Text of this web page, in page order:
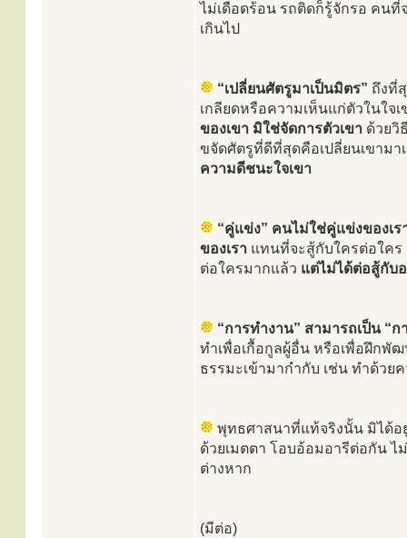
ไม่เดือดร้อน รถติดก็รู้จักรอ คนที่
เกินไป
“เปลี่ยนศัตรูมาเป็นมิตร” ถึงที่
เกลียดหรือความเห็นแก่ตัวในใจ
ของเขา มิใช่จัดการตัวเขา ด้วยวิ
ขจัดศัตรูที่ดีที่สุดคือเปลี่ยนเขามา
ความดีชนะใจเขา
“คู่แข่ง” คนไม่ใช่คู่แข่งของเ
ของเรา แทนที่จะสู้กับใครต่อใคร
ต่อใครมากแล้ว แต่ไม่ได้ต่อสู้กับ
“การทำงาน” สามารถเป็น “
ทำเพื่อเกื้อกูลผู้อื่น หรือเพื่อฝึกพั
ธรรมะเข้ามากำกับ เช่น ทำด้ว
พุทธศาสนาที่แท้จริงนั้น มิได้
ด้วยเมตตา โอบอ้อมอารีต่อกัน
ต่างหาก
(มีต่อ)